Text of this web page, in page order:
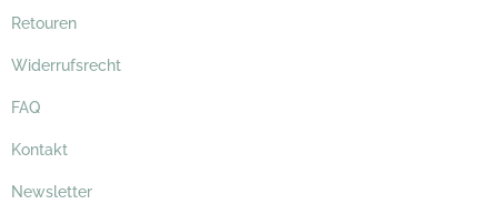
Retouren
Widerrufsrecht
FAQ
Kontakt
Newsletter